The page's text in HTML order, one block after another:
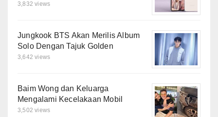
3,832 views
Jungkook BTS Akan Merilis Album
Solo Dengan Tajuk Golden
3,642 views
Baim Wong dan Keluarga
Mengalami Kecelakaan Mobil
3,502 views